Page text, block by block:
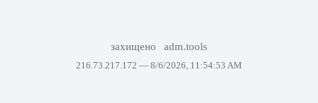
захищено adm.tools
216.73.217.172 — 8/6/2026, 11:54:53 AM